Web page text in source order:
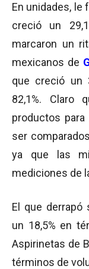
En unidades, le
creció un
marcaron un
mexicanos de
que creció un
82,1%. Claro
productos
ser
ya que las
mediciones de
El que derrapó
un 18,5% en
Aspirinetas de
términos de